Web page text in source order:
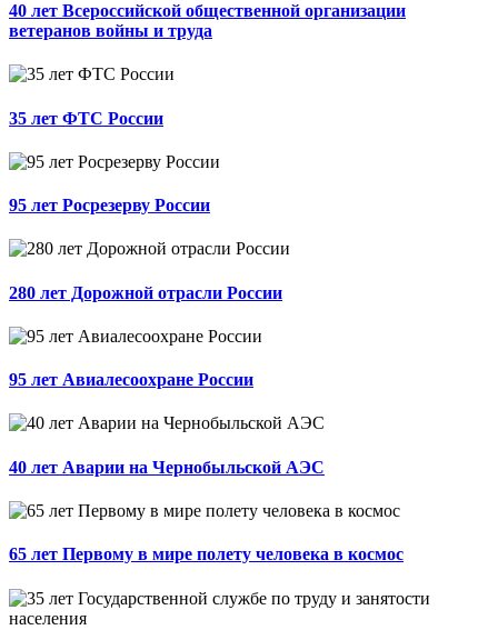
40 лет Всероссийской общественной организации
ветеранов войны и труда
35 лет ФТС России
95 лет Росрезерву России
280 лет Дорожной отрасли России
95 лет Авиалесоохране России
40 лет Аварии на Чернобыльской АЭС
65 лет Первому в мире полету человека в космос